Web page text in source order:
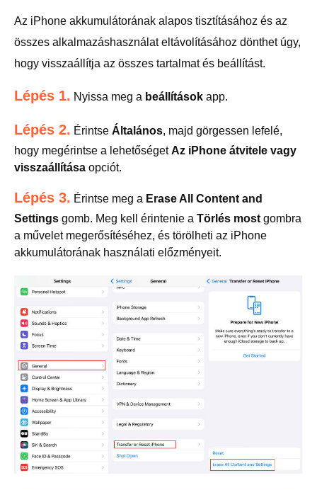
Az iPhone akkumulátorának alapos tisztításához és az
összes alkalmazáshasználat eltávolításához dönthet úgy,
hogy visszaállítja az összes tartalmat és beállítást.
Lépés 1. Nyissa meg a beállítások app.
Lépés 2. Érintse Általános, majd görgessen lefelé,
hogy megérintse a lehetőségetAz iPhone átvitele vagy
visszaállítása opciót.
Lépés 3. Érintse meg a Erase All Content and
Settings gomb. Meg kell érintenie a Törlés most gombra
a művelet megerősítéséhez, és törölheti az iPhone
akkumulátorának használati előzményeit.